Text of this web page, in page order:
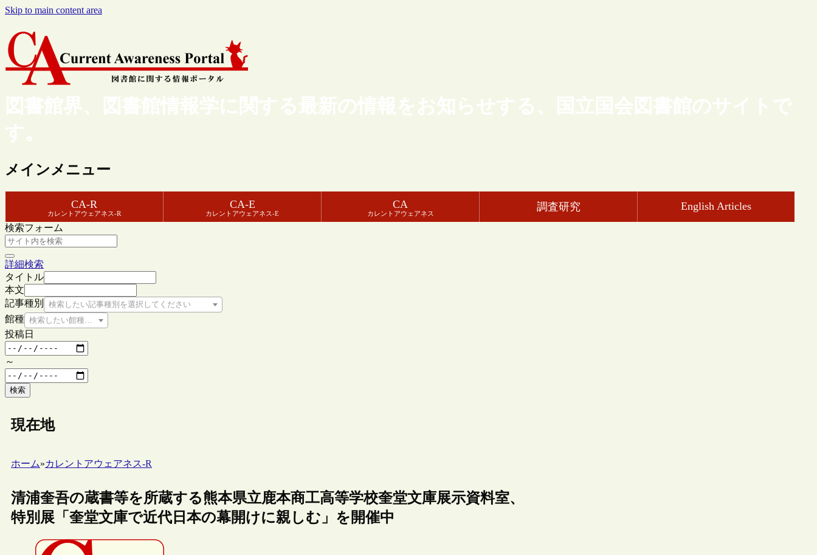
Skip to main content area
図書館界、図書館情報学に関する最新の情報をお知らせする、国立国会図書館のサイトで
す。
メインメニュー
CA-R
カレントアウェアネス-R
CA-E
カレントアウェアネス-E
CA
カレントアウェアネス
調査研究 English Articles
検索フォーム
詳細検索
タイトル
本文
記事種別
検索したい記事種別を選択してください
館種 検索したい館種を選択してください
投稿日
～
検索
現在地
ホーム»カレントアウェアネス-R
清浦奎吾の蔵書等を所蔵する熊本県立鹿本商工高等学校奎堂文庫展示資料室、
特別展「奎堂文庫で近代日本の幕開けに親しむ」を開催中